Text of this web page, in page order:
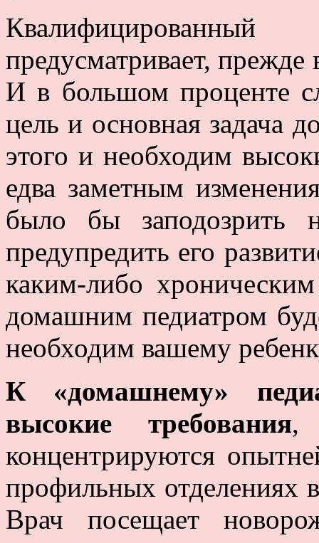
предусматривает, прежде
И в большом проценте
цель и основная задача
этого и необходим
едва заметным
было бы заподозрить
предупредить его
каким-либо
домашним педиатром
необходим вашему
К «домашнему»
высокие требования,
концентрируются
профильных отделениях
Врач посещает